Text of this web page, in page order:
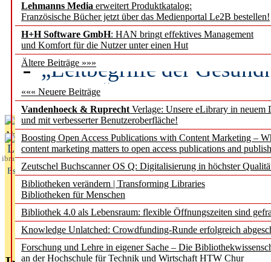
Lehmanns Media erweitert Produktkatalog:
Französische Bücher jetzt über das Medienportal Le2B bestellen!
H+H Software GmbH: HAN bringt effektives Management
und Komfort für die Nutzer unter einen Hut
Ältere Beiträge »»»
««« Neuere Beiträge
Vandenhoeck & Ruprecht Verlage: Unsere eLibrary in neuem
und mit verbesserter Benutzeroberfläche!
Boosting Open Access Publications with Content Marketing –
content marketing matters to open access publications and
Zeutschel Buchscanner OS Q: Digitalisierung in höchster
Bibliotheken verändern | Transforming Libraries
Bibliotheken für Menschen
Bibliothek 4.0 als Lebensraum: flexible Öffnungszeiten sind
Knowledge Unlatched: Crowdfunding-Runde erfolgreich
Forschung und Lehre in eigener Sache – Die
an der Hochschule für Technik und Wirtschaft HTW Chur
Künstliche Intelligenz
besser zu verstehen
„Leitbegriffe der
des BIÖG erscheinen
Aktuelles aus
L
ibrary
Essentials